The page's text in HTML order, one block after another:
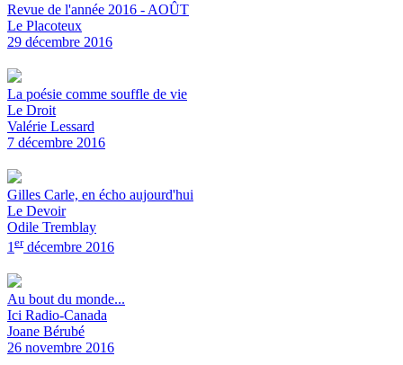
Revue de l'année 2016 - AOÛT
Le Placoteux
29 décembre 2016
La poésie comme souffle de vie
Le Droit
Valérie Lessard
7 décembre 2016
Gilles Carle, en écho aujourd'hui
Le Devoir
Odile Tremblay
1 erdécembre 2016
Au bout du monde...
Ici Radio-Canada
Joane Bérubé
26 novembre 2016